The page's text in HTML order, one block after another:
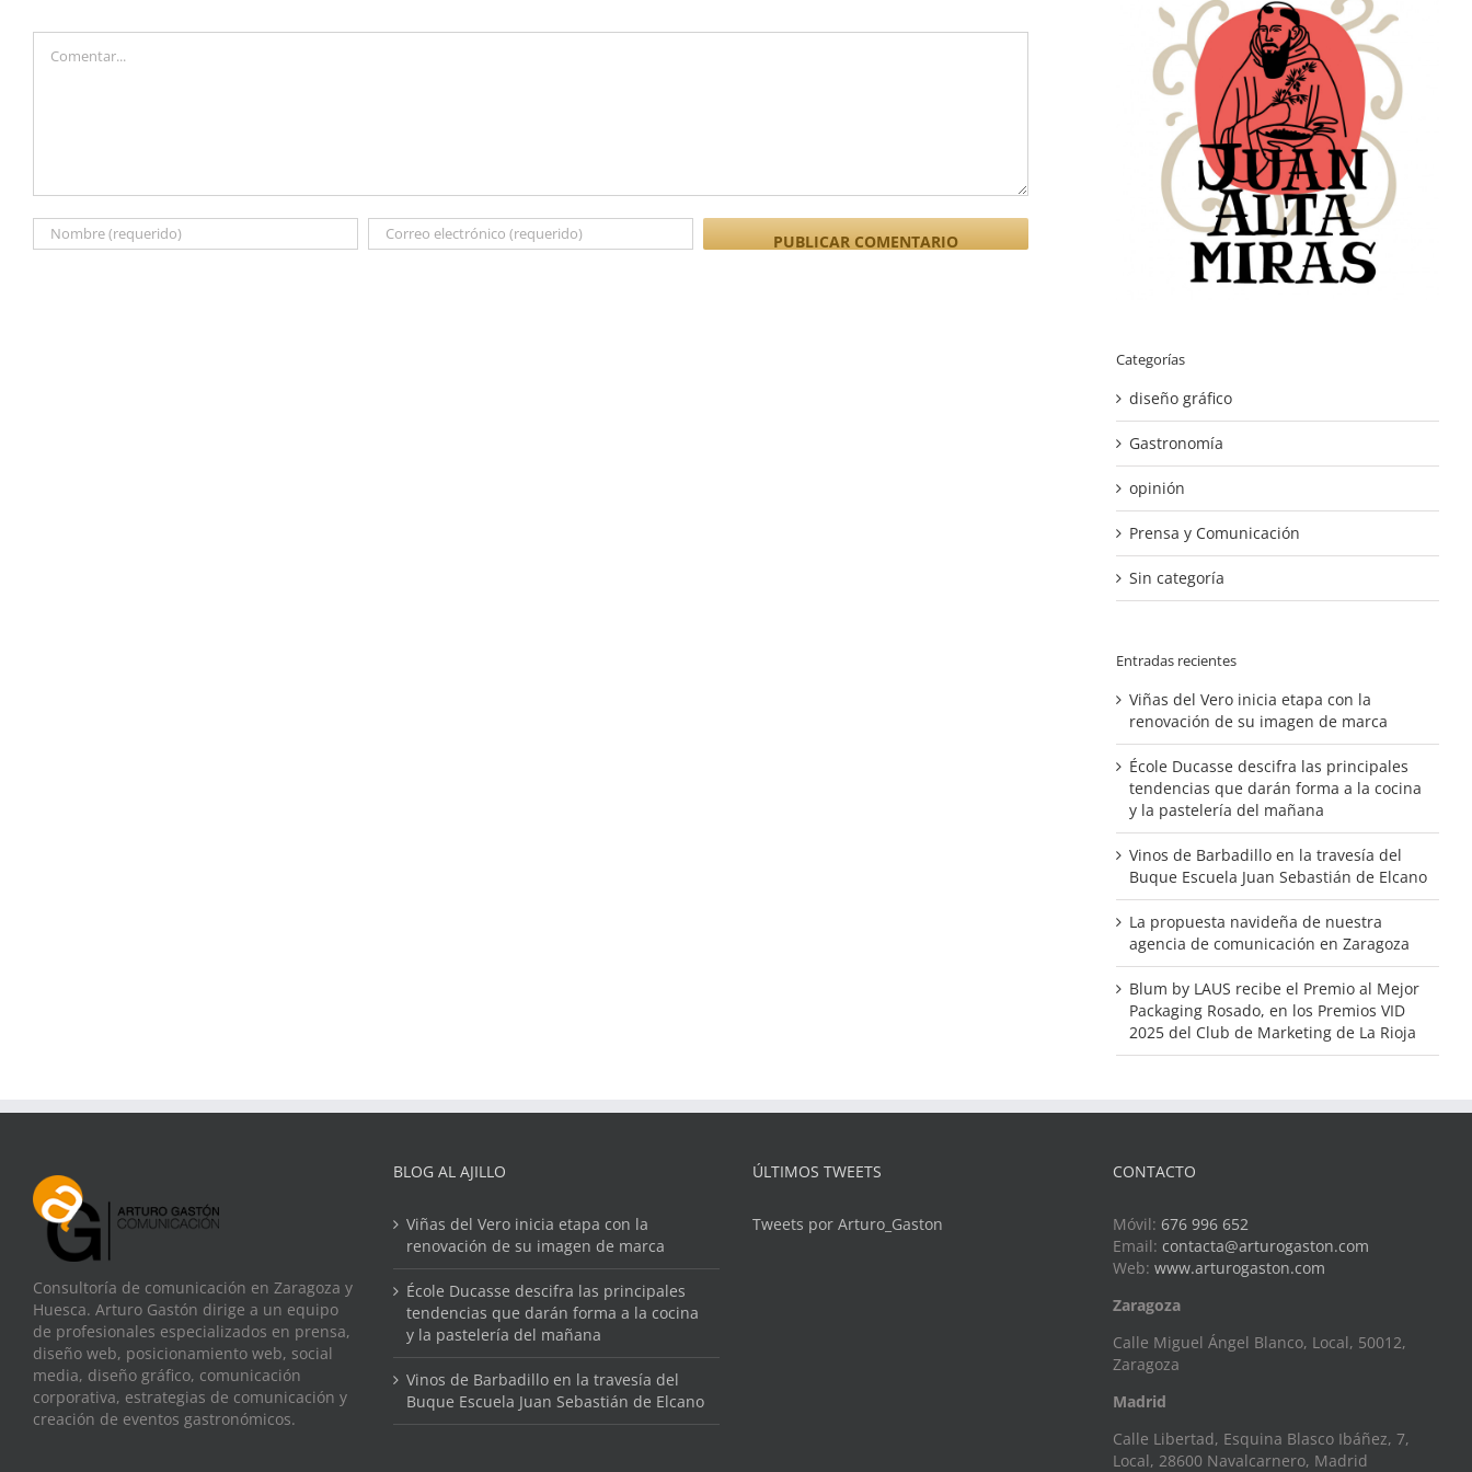
Categorías
diseño gráfico
Gastronomía
opinión
Prensa y Comunicación
Sin categoría
Entradas recientes
Viñas del Vero inicia etapa con la
renovación de su imagen de marca
École Ducasse descifra las principales
tendencias que darán forma a la cocina
y la pastelería del mañana
Vinos de Barbadillo en la travesía del
Buque Escuela Juan Sebastián de Elcano
La propuesta navideña de nuestra
agencia de comunicación en Zaragoza
Blum by LAUS recibe el Premio al Mejor
Packaging Rosado, en los Premios VID
2025 del Club de Marketing de La Rioja
Consultoría de comunicación en Zaragoza y
Huesca. Arturo Gastón dirige a un equipo
de profesionales especializados en prensa,
diseño web, posicionamiento web, social
media, diseño gráfico, comunicación
corporativa, estrategias de comunicación y
creación de eventos gastronómicos.
BLOG AL AJILLO
Viñas del Vero inicia etapa con la
renovación de su imagen de marca
École Ducasse descifra las principales
tendencias que darán forma a la cocina
y la pastelería del mañana
Vinos de Barbadillo en la travesía del
Buque Escuela Juan Sebastián de Elcano
ÚLTIMOS TWEETS
Tweets por Arturo_Gaston
CONTACTO
Móvil: 676 996 652
Email: contacta@arturogaston.com
Web: www.arturogaston.com
Zaragoza
Calle Miguel Ángel Blanco, Local, 50012,
Zaragoza
Madrid
Calle Libertad, Esquina Blasco Ibáñez, 7,
Local, 28600 Navalcarnero, Madrid